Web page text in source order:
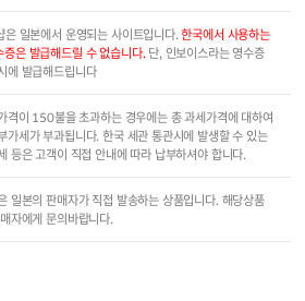
일본에서 운영되는 사이트입니다.한국에서 사용하는
증은 발급해드릴 수 없습니다.단, 인보이스라는 영수증
에 발급해드립니다
격이 150불을 초과하는 경우에는 총 과세가격에 대하여
가세가 부과됩니다. 한국 세관 통관시에 발생할 수 있는
등은 고객이 직접 안내에 따라 납부하셔야 합니다.
일본의 판매자가 직접 발송하는 상품입니다. 해당상품
자에게 문의바랍니다.